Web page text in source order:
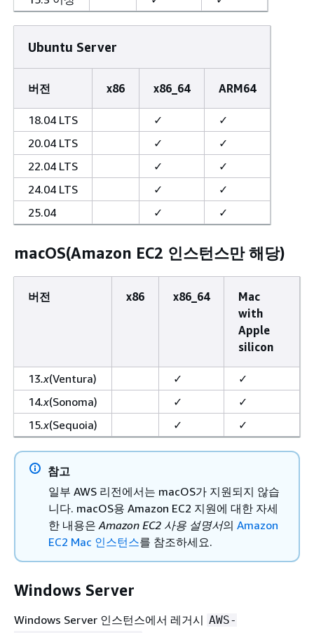
Ubuntu Server
버전 x86 x86_64 ARM64
18.04 LTS ✓
✓
20.04 LTS
✓
✓
22.04 LTS
✓
✓
24.04 LTS
✓
✓
25.04
✓ ✓
macOS(Amazon EC2 인스턴스만 해당)
버전 x86 x86_64
Mac
with
Apple
silicon
13.x(Ventura) ✓
✓
14.x(Sonoma) ✓
✓
15.x(Sequoia) ✓ ✓
참고
일부 AWS 리전에서는 macOS가 지원되지 않습
니다. macOS용 Amazon EC2 지원에 대한 자세
한 내용은 Amazon EC2 사용 설명서의 Amazon
EC2 Mac 인스턴스를 참조하세요.
Windows Server
Windows Server 인스턴스에서 레거시 AWS-